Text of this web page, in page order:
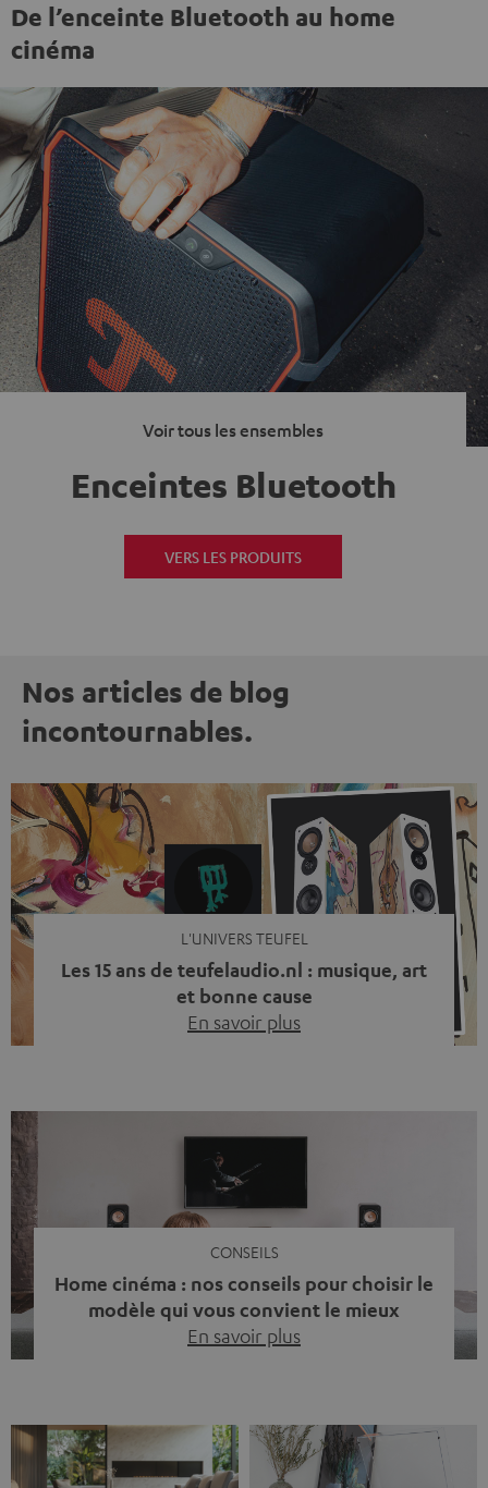
De l’enceinte Bluetooth au home
cinéma
Voir tous les ensembles
Enceintes Bluetooth
VERS LES PRODUITS
Nos articles de blog
incontournables.
L'UNIVERS TEUFEL
Les 15 ans de teufelaudio.nl : musique, art
et bonne cause
En savoir plus
quelque chose qui reflète ce que représente Teufel :
célébrer le pouvoir du son et redonner quelque chose à
la société. La musique fait bien plus que simplement
sonner bien. […]
CONSEILS
Home cinéma : nos conseils pour choisir le
modèle qui vous convient le mieux
En savoir plus
dialogue est couvert par un bruit de fond… et adieu
l’immersion. Rassurez-vous, on a tous vécu ça. Mais la